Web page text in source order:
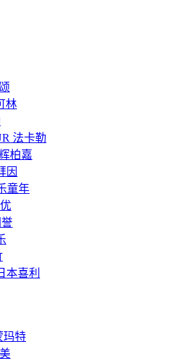
林
法卡勒
柏嘉
因
童年
本喜利
玛特